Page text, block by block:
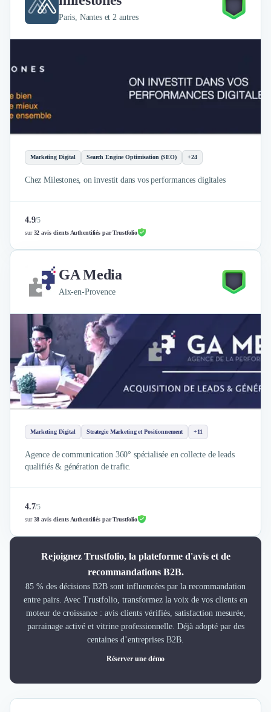
Paris, Nantes et 2 autres
Marketing Digital Search Engine Optimisation (SEO) +24
Chez Milestones, on investit dans vos performances digitales
4.9/5
sur32 avis clients Authentifiés par Trustfolio
GA Media
Aix-en-Provence
Marketing Digital Strategie Marketing et Positionnement +11
Agence de communication 360° spécialisée en collecte de leads
qualifiés & génération de trafic.
4.7/5
sur38 avis clients Authentifiés par Trustfolio
Rejoignez Trustfolio, la plateforme d'avis et de
recommandations B2B.
85 % des décisions B2B sont influencées par la recommandation
entre pairs. Avec Trustfolio, transformez la voix de vos clients en
moteur de croissance : avis clients vérifiés, satisfaction mesurée,
parrainage activé et vitrine professionnelle. Déjà adopté par des
centaines d’entreprises B2B.
Réserver une démo